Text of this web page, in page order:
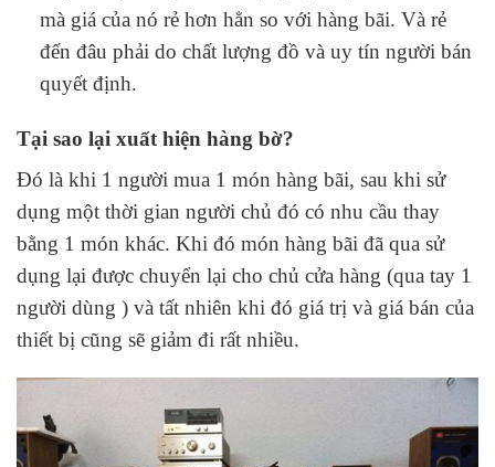
mà giá của nó rẻ hơn hẳn so với hàng bãi. Và rẻ
đến đâu phải do chất lượng đồ và uy tín người bán
quyết định.
Tại sao lại xuất hiện hàng bờ?
Đó là khi 1 người mua 1 món hàng bãi, sau khi sử
dụng một thời gian người chủ đó có nhu cầu thay
bằng 1 món khác. Khi đó món hàng bãi đã qua sử
dụng lại được chuyển lại cho chủ cửa hàng (qua tay 1
người dùng ) và tất nhiên khi đó giá trị và giá bán của
thiết bị cũng sẽ giảm đi rất nhiều.